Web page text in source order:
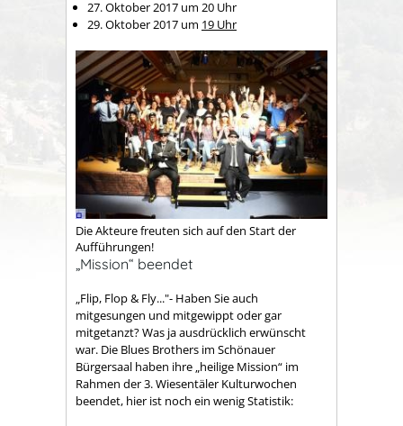
27. Oktober 2017 um 20 Uhr
29. Oktober 2017 um 19 Uhr
Die Akteure freuten sich auf den Start der
Aufführungen!
„Mission“ beendet
„Flip, Flop & Fly..."- Haben Sie auch
mitgesungen und mitgewippt oder gar
mitgetanzt? Was ja ausdrücklich erwünscht
war. Die Blues Brothers im Schönauer
Bürgersaal haben ihre „heilige Mission“ im
Rahmen der 3. Wiesentäler Kulturwochen
beendet, hier ist noch ein wenig Statistik: